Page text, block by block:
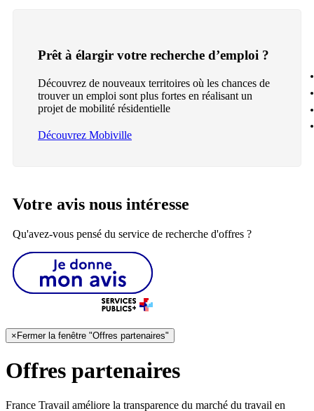
Prêt à élargir votre recherche d’emploi ?
Découvrez de nouveaux territoires où les chances de
trouver un emploi sont plus fortes en réalisant un
projet de mobilité résidentielle
Découvrez Mobiville
Votre avis nous intéresse
Qu'avez-vous pensé du service de recherche d'offres ?
× Fermer la fenêtre "Offres partenaires"
Offres partenaires
France Travail améliore la transparence du marché du travail en